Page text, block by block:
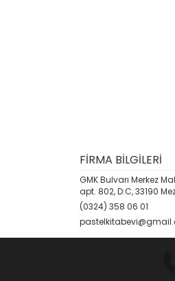
FİRMA BİLGİLERİ
GMK Bulvarı Merkez
apt. 802, D:C, 33190
(0324) 358 06 01